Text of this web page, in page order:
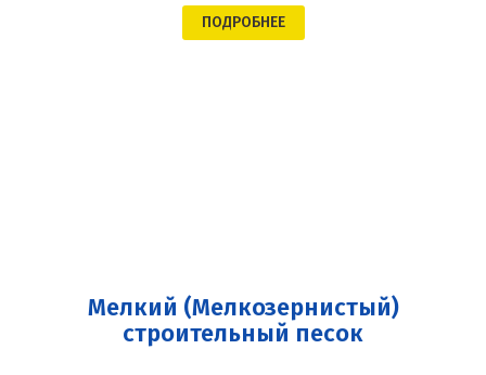
ПОДРОБНЕЕ
Мелкий (Мелкозернистый)
строительный песок